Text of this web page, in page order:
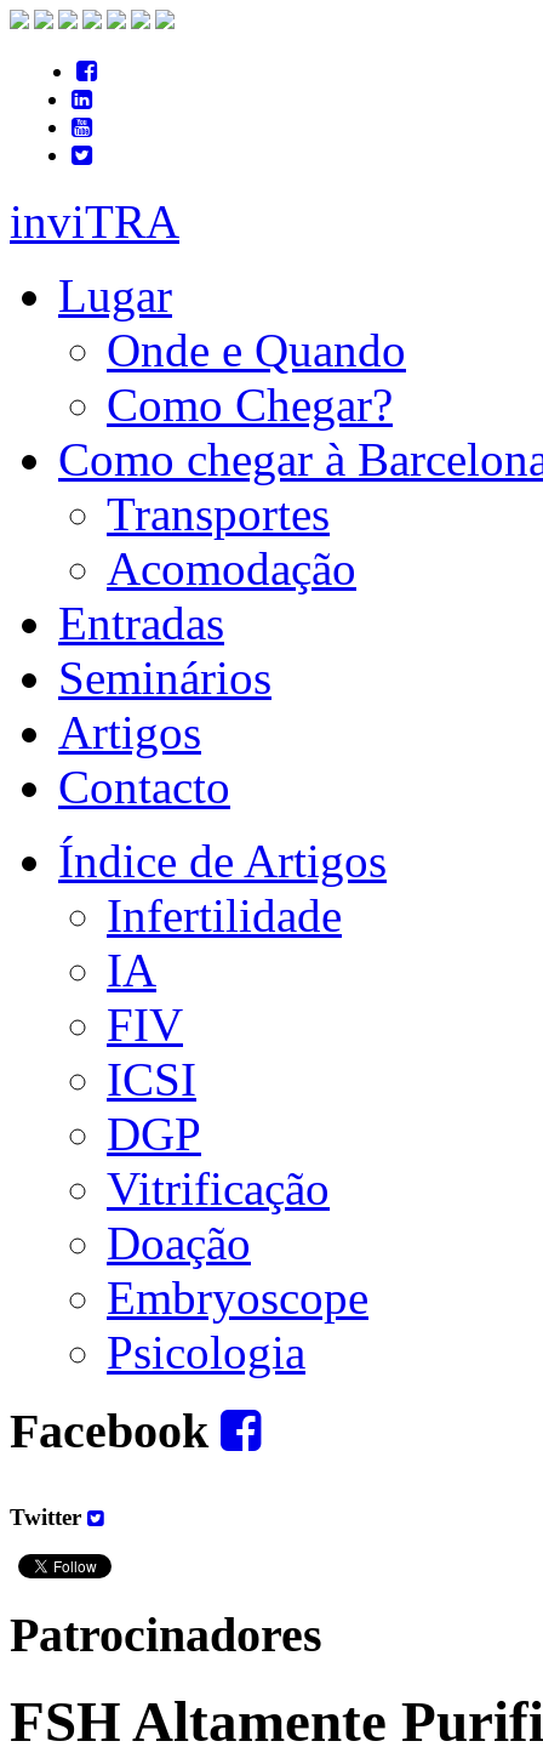
inviTRA
Lugar
Onde e Quando
Como Chegar?
Como chegar à
Transportes
Acomodação
Entradas
Seminários
Artigos
Contacto
Índice de Artigos
Infertilidade
IA
FIV
ICSI
DGP
Vitrificação
Doação
Embryoscope
Psicologia
Facebook
Twitter
Patrocinadores
FSH Altamente